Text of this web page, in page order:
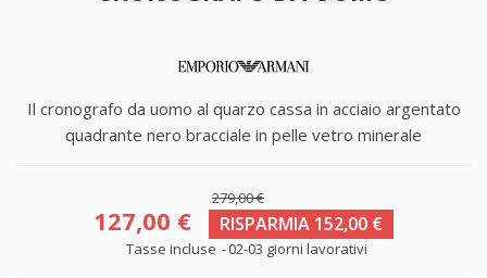
Il cronografo da uomo al quarzo cassa in acciaio argentato
quadrante nero bracciale in pelle vetro minerale
279,00 €
127,00 € RISPARMIA 152,00 €
Tasse incluse 02-03 giorni lavorativi